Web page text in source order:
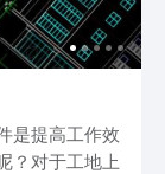
是提高工作效
？对于工地上